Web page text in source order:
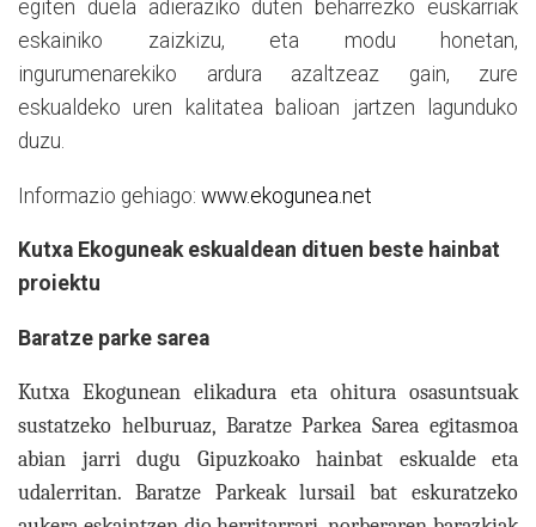
egiten duela adieraziko duten beharrezko eus­karriak
eskainiko zaizkizu, eta modu honetan,
ingurumenarekiko ardura azaltzeaz gain, zure
eskualdeko uren kalitatea balioan jartzen lagunduko
duzu.
Informazio gehiago: www.ekogunea.net
Kutxa Ekoguneak eskualdean dituen beste hainbat
proiektu
Baratze parke sarea
Kutxa Ekogunean elikadura eta ohitura osasuntsuak
sustatzeko helburuaz, Baratze Parkea Sarea egitasmoa
abian jarri dugu Gipuzkoako hainbat eskualde eta
udalerritan. Baratze Parkeak lursail bat eskuratzeko